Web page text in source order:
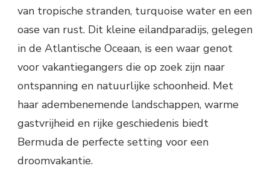
van tropische stranden, turquoise water en een
oase van rust. Dit kleine eilandparadijs, gelegen
in de Atlantische Oceaan, is een waar genot
voor vakantiegangers die op zoek zijn naar
ontspanning en natuurlijke schoonheid. Met
haar adembenemende landschappen, warme
gastvrijheid en rijke geschiedenis biedt
Bermuda de perfecte setting voor een
droomvakantie.